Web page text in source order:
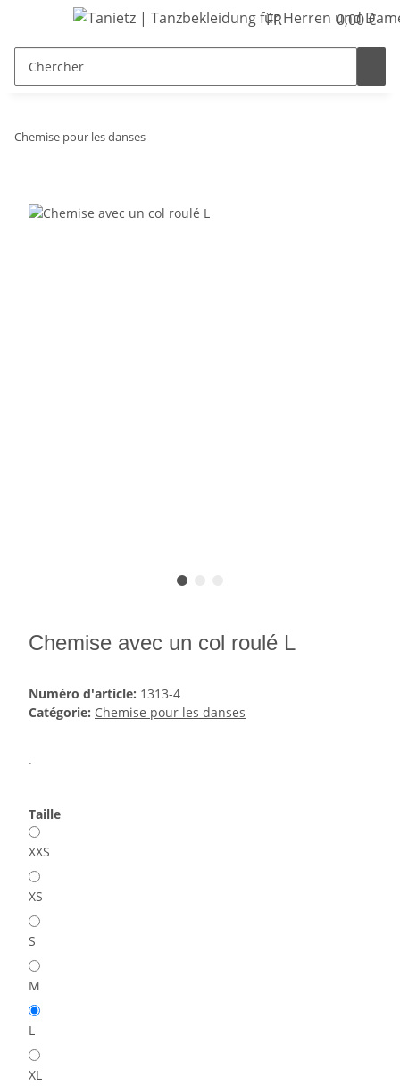
FR 0,00 €
Chemise pour les danses
Chemise avec un col roulé L
Numéro d'article: 1313-4
Catégorie: Chemise pour les danses
.
Taille
XXS
XS
S
M
L
XL